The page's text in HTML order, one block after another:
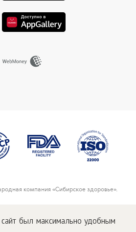
был максимально удобным
компания «Сибирское здоровье».